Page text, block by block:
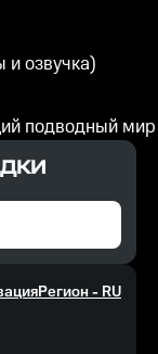
и озвучка)
подводный
Регион -RU